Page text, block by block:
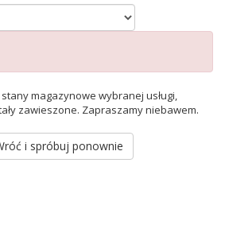
magazynowe wybranej usługi,
zawieszone. Zapraszamy niebawem.
i spróbuj ponownie